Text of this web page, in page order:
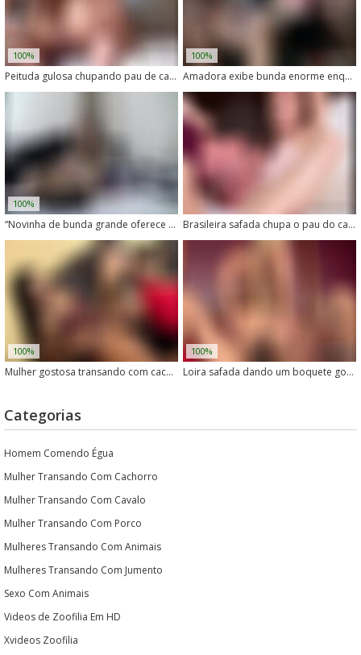
100%
Peituda gulosa chupando pau de cachorro com vontade
100%
Amadora exibe bunda enorme enquanto pratica zoofilia em vídeo vazado
100%
“Novinha de bunda grande oferece a buceta para o cachorro lamber” Brasileira safada chupa o pau do cachorro com vontade
100%
Mulher gostosa transando com cachorro tarado
100%
Loira safada dando um boquete gostoso em um cachorro com pau grande
Categorias
Homem Comendo Égua
Mulher Transando Com Cachorro
Mulher Transando Com Cavalo
Mulher Transando Com Porco
Mulheres Transando Com Animais
Mulheres Transando Com Jumento
Sexo Com Animais
Videos de Zoofilia Em HD
Xvideos Zoofilia